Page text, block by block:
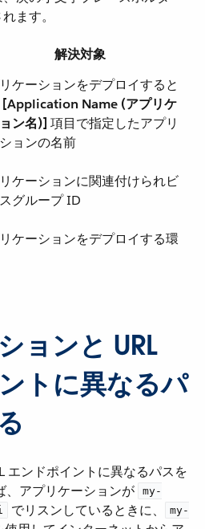
ます。
解決対象
ケーションをデプロイすると
[Application Name (アプリケ
ン名)] ​ 項目で指定したアプリ
ョンの名前
ケーションに関連付けられビ
グループ ID
ケーションをデプロイする環
ョンと URL
トに異なるパ
エンドポイントに異なるパスを
アプリケーションが
my-
​ でリスンしているときに、​
my-